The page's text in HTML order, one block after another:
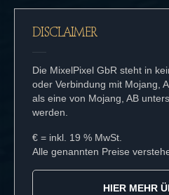
DISCLAIMER
Die MixelPixel GbR steht in
oder Verbindung mit Mojang,
als eine von Mojang, AB
werden.
€ = inkl. 19 % MwSt.
Alle genannten Preise
HIER MEHR